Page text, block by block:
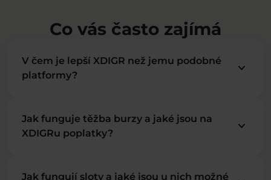
Co vás často zajímá
V čem je lepší XDIGR než jemu podobné
platformy?
keyboard_arrow_down
Jak funguje těžba burzy a jaké jsou na
XDIGRu poplatky?
keyboard_arrow_down
Jak fungují sloty a jaké jsou u nich možné